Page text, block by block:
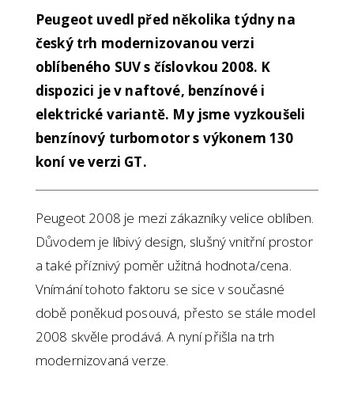
Peugeot uvedl před několika týdny na
český trh modernizovanou verzi
oblíbeného SUV s číslovkou 2008. K
dispozici je v naftové, benzínové i
elektrické variantě. My jsme vyzkoušeli
benzínový turbomotor s výkonem 130
koní ve verzi GT.
Peugeot 2008 je mezi zákazníky velice oblíben.
Důvodem je líbivý design, slušný vnitřní prostor
a také příznivý poměr užitná hodnota/cena.
Vnímání tohoto faktoru se sice v současné
době poněkud posouvá, přesto se stále model
2008 skvěle prodává. A nyní přišla na trh
modernizovaná verze.